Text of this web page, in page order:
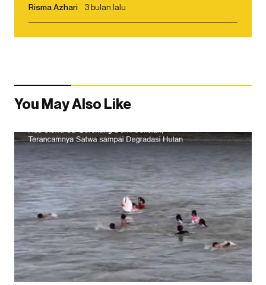
Risma Azhari 3 bulan lalu
You May Also Like